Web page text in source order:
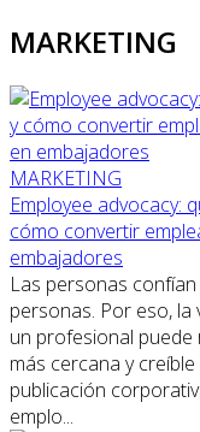
MARKETING
MARKETING
Employee advocacy:
cómo convertir
embajadores
Las personas confían
personas. Por eso, la
un profesional puede
más cercana y
publicación
emplo...